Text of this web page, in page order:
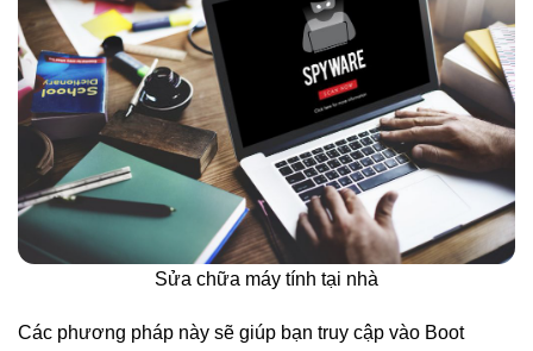
Sửa chữa máy tính tại nhà
Các phương pháp này sẽ giúp bạn truy cập vào Boot